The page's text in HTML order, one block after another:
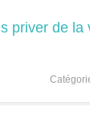
priver de la